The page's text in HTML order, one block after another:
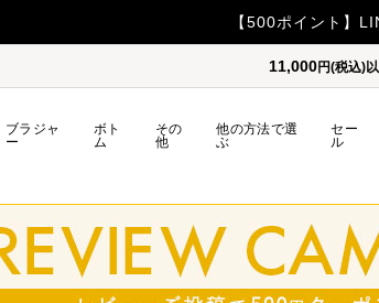
11,000円(税込)
ブラジャ
ー
ボト
ム
その
他
他の方法で選
ぶ
セー
ル